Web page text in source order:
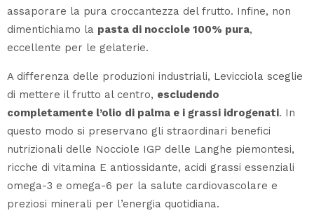
assaporare la pura croccantezza del frutto. Infine, non
dimentichiamo la pasta di nocciole 100% pura,
eccellente per le gelaterie.
A differenza delle produzioni industriali, Levicciola sceglie
di mettere il frutto al centro, escludendo
completamente l’olio di palma e i grassi idrogenati. In
questo modo si preservano gli straordinari benefici
nutrizionali delle Nocciole IGP delle Langhe piemontesi,
ricche di vitamina E antiossidante, acidi grassi essenziali
omega-3 e omega-6 per la salute cardiovascolare e
preziosi minerali per l’energia quotidiana.